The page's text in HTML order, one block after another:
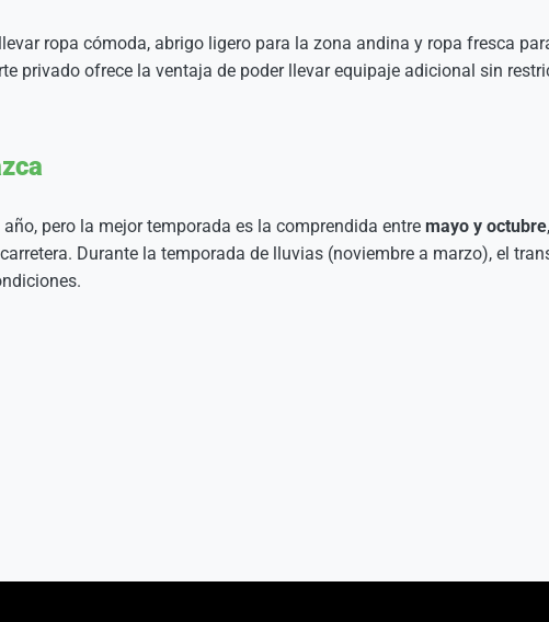
ropa cómoda, abrigo ligero para la zona andina y ropa fresca
privado ofrece la ventaja de poder llevar equipaje adicional sin
pero la mejor temporada es la comprendida entre mayo y octubre
Durante la temporada de lluvias (noviembre a marzo), el